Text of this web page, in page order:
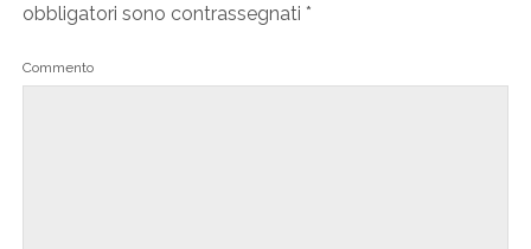
obbligatori sono contrassegnati *
Commento